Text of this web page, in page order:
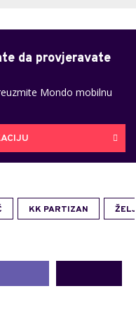
da provjeravate
Mondo mobilnu
KK PARTIZAN